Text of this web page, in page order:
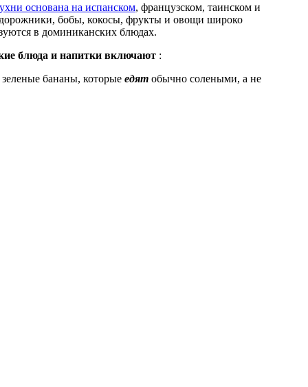
основана на испанском, французском, таинском и
бобы, кокосы, фрукты и овощи широко
в доминиканских блюдах.
блюда и напитки включают :
бананы, которые едят обычно солеными, а не